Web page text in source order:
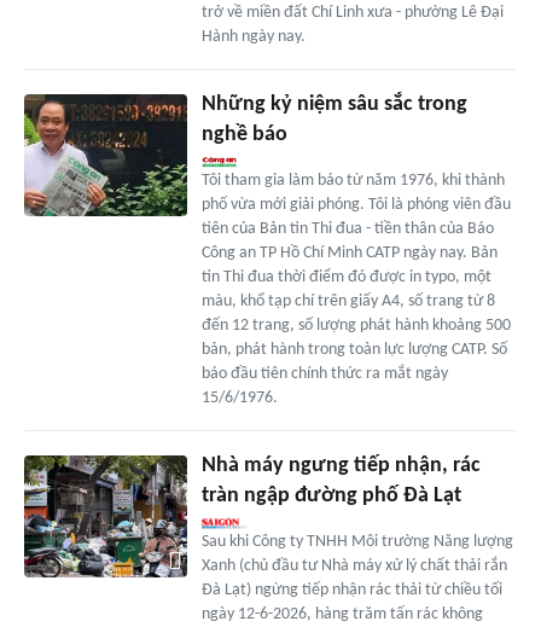
trở về miền đất Chí Linh xưa - phường Lê Đại
Hành ngày nay.
Những kỷ niệm sâu sắc trong
nghề báo
Tôi tham gia làm báo từ năm 1976, khi thành
phố vừa mới giải phóng. Tôi là phóng viên đầu
tiên của Bản tin Thi đua - tiền thân của Báo
Công an TP Hồ Chí Minh CATP ngày nay. Bản
tin Thi đua thời điểm đó được in typo, một
màu, khổ tạp chí trên giấy A4, số trang từ 8
đến 12 trang, số lượng phát hành khoảng 500
bản, phát hành trong toàn lực lượng CATP. Số
báo đầu tiên chính thức ra mắt ngày
15/6/1976.
Nhà máy ngưng tiếp nhận, rác
tràn ngập đường phố Đà Lạt
Sau khi Công ty TNHH Môi trường Năng lượng
Xanh (chủ đầu tư Nhà máy xử lý chất thải rắn
Đà Lạt) ngừng tiếp nhận rác thải từ chiều tối
ngày 12-6-2026, hàng trăm tấn rác không